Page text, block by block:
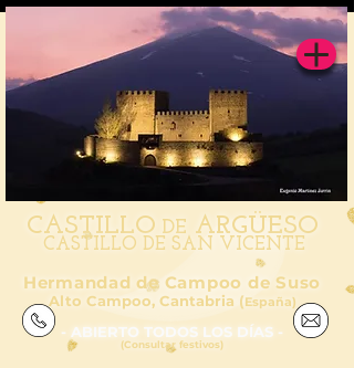
CASTILLO DE ARGÜESO
CASTILLO DE SAN VICENTE
Hermandad de Campoo de Suso
Alto Campoo, Cantabria (España)
- ABIERTO TODOS LOS DÍAS -
(Consultar festivos)